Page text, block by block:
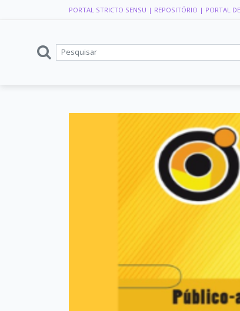
PORTAL STRICTO SENSU | REPOSITÓRIO | PORTAL